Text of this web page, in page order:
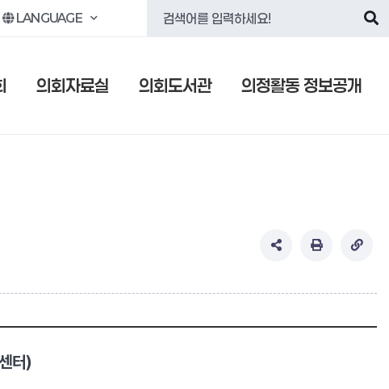
LANGUAGE
의회자료실 의회도서관 의정활동 정보공개
터)